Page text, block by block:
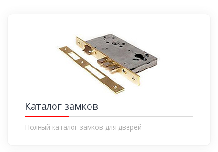
Каталог замков
Полный каталог замков для дверей